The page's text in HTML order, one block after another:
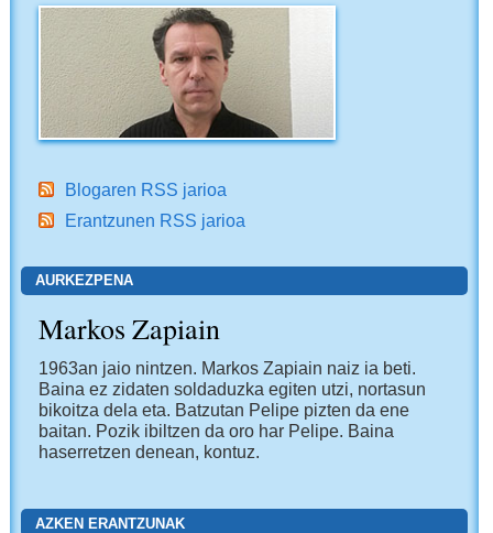
Blogaren RSS jarioa
Erantzunen RSS jarioa
AURKEZPENA
Markos Zapiain
1963an jaio nintzen. Markos Zapiain naiz ia beti.
Baina ez zidaten soldaduzka egiten utzi, nortasun
bikoitza dela eta. Batzutan Pelipe pizten da ene
baitan. Pozik ibiltzen da oro har Pelipe. Baina
haserretzen denean, kontuz.
AZKEN ERANTZUNAK